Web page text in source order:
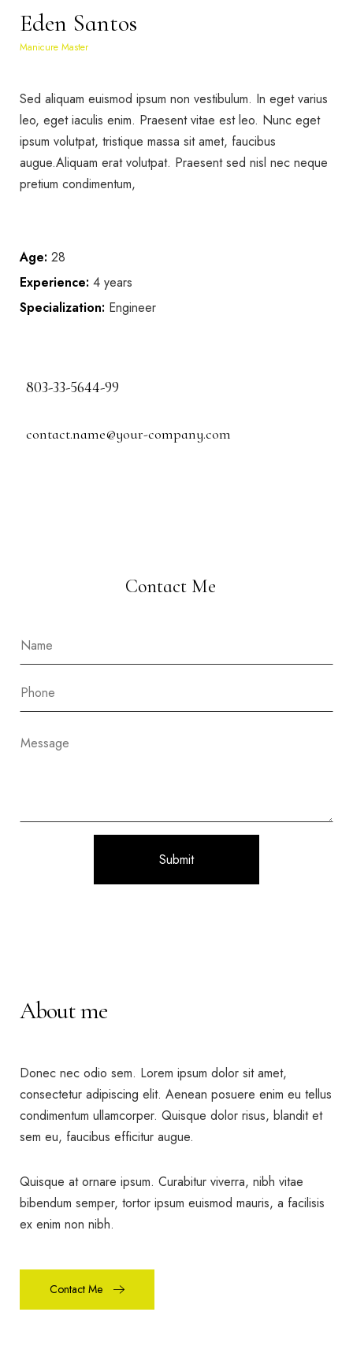
Eden Santos
Manicure Master
Sed aliquam euismod ipsum non vestibulum. In eget varius
leo, eget iaculis enim. Praesent vitae est leo. Nunc eget
ipsum volutpat, tristique massa sit amet, faucibus
augue.Aliquam erat volutpat. Praesent sed nisl nec neque
pretium condimentum,
Age: 28
Experience: 4 years
Specialization: Engineer
803-33-5644-99
contact.name@your-company.com
Contact Me
About me
Donec nec odio sem. Lorem ipsum dolor sit amet,
consectetur adipiscing elit. Aenean posuere enim eu tellus
condimentum ullamcorper. Quisque dolor risus, blandit et
sem eu, faucibus efficitur augue.
Quisque at ornare ipsum. Curabitur viverra, nibh vitae
bibendum semper, tortor ipsum euismod mauris, a facilisis
ex enim non nibh.
Contact Me